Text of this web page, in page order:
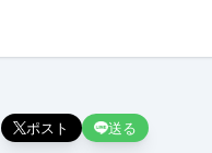
ポスト 送る